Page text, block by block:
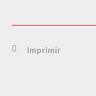
Imprimir